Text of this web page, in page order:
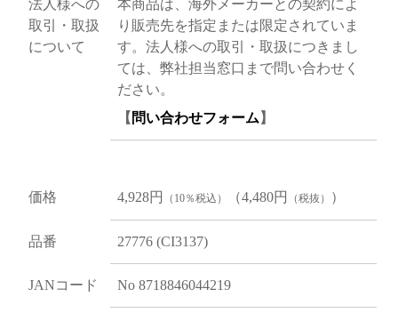
法人様への
取引・取扱
について
本商品は、海外メーカーとの契約によ
り販売先を指定または限定されていま
す。法人様への取引・取扱につきまし
ては、弊社担当窓口まで問い合わせく
ださい。
【 問い合わせフォーム 】
価格 4,928円 （10％税込） （4,480円 （税抜） ）
品番 27776 (CI3137)
JANコード No 8718846044219